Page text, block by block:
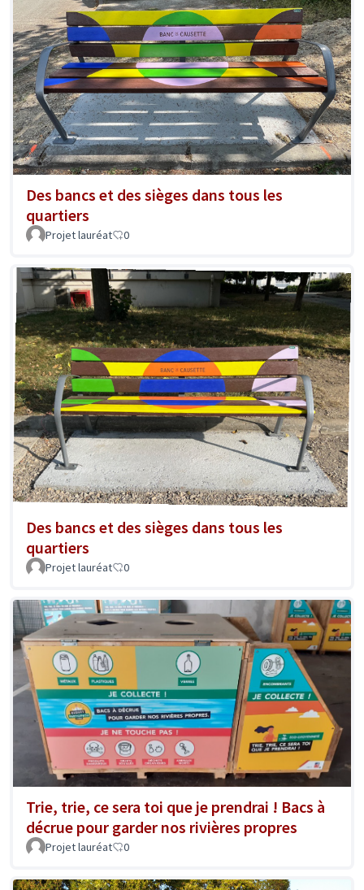
Des bancs et des sièges dans tous les
quartiers
Projet lauréat 0
Des bancs et des sièges dans tous les
quartiers
Projet lauréat 0
Trie, trie, ce sera toi que je prendrai ! Bacs à
décrue pour garder nos rivières propres
Projet lauréat 0